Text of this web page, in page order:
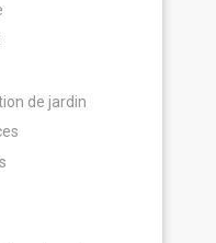
de jardin